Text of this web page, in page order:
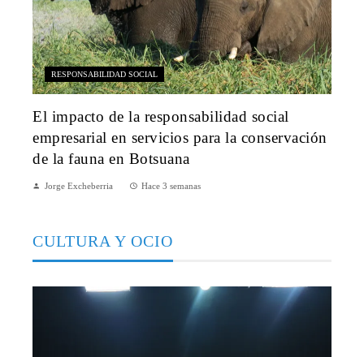
RESPONSABILIDAD SOCIAL
El impacto de la responsabilidad social
empresarial en servicios para la conservación
de la fauna en Botsuana
Jorge Excheberria Hace 3 semanas
CULTURA Y OCIO